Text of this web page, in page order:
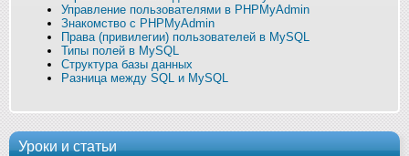
Уроки и статьи
Управление пользователями в PHPMyAdmin
Знакомство с PHPMyAdmin
Права (привилегии) пользователей в MySQL
Типы полей в MySQL
Структура базы данных
Разница между SQL и MySQL